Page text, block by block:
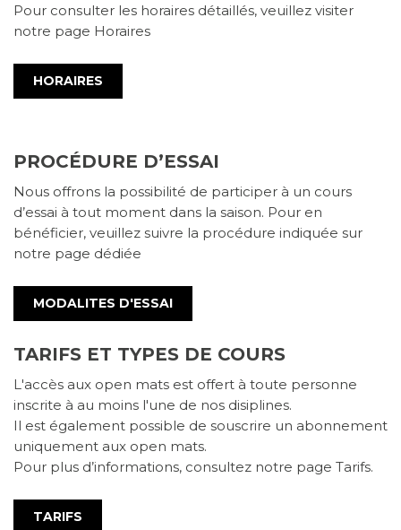
Pour consulter les horaires détaillés, veuillez visiter
notre page Horaires
HORAIRES
PROCÉDURE D’ESSAI
Nous offrons la possibilité de participer à un cours
d’essai à tout moment dans la saison. Pour en
bénéficier, veuillez suivre la procédure indiquée sur
notre page dédiée
MODALITES D'ESSAI
TARIFS ET TYPES DE COURS
L'accès aux open mats est offert à toute personne
inscrite à au moins l'une de nos disiplines.
Il est également possible de souscrire un abonnement
uniquement aux open mats.
Pour plus d’informations, consultez notre page Tarifs.
TARIFS